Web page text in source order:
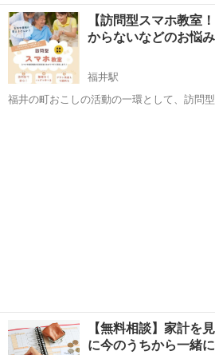
けど続かない。 ・やめたいけどやめられな
忘れていませんか？ 習慣についての考え方を６０分で学ぶことができ
ます。 質問...
福井 福井市 日華化学前駅 生活
【訪問型スマホ教室
からないなどのお悩
福井駅
福井の町おこしの活動の一環として、訪問
【無料相談】家計を
に今のうちから一緒